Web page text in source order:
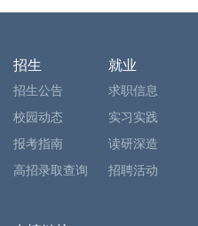
招生
招生公告
校园动态
报考指南
高招录取查询
就业
求职信息
实习实践
读研深造
招聘活动